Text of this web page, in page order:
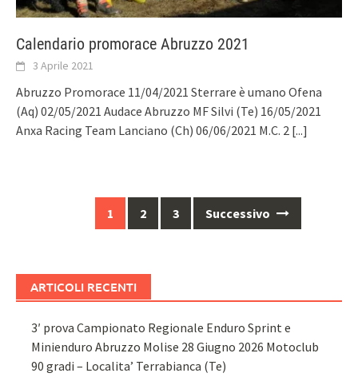
Calendario promorace Abruzzo 2021
3 Aprile 2021
Abruzzo Promorace 11/04/2021 Sterrare è umano Ofena
(Aq) 02/05/2021 Audace Abruzzo MF Silvi (Te) 16/05/2021
Anxa Racing Team Lanciano (Ch) 06/06/2021 M.C. 2 [...]
1 2 3 Successivo
ARTICOLI RECENTI
3′ prova Campionato Regionale Enduro Sprint e
Minienduro Abruzzo Molise 28 Giugno 2026 Motoclub
90 gradi – Localita’ Terrabianca (Te)